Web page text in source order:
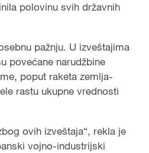
polovinu svih državnih
pažnju. U izveštajima
povećane narudžbine
poput raketa zemlja-
rastu ukupne vrednosti
ovih izveštaja“, rekla je
vojno-industrijski